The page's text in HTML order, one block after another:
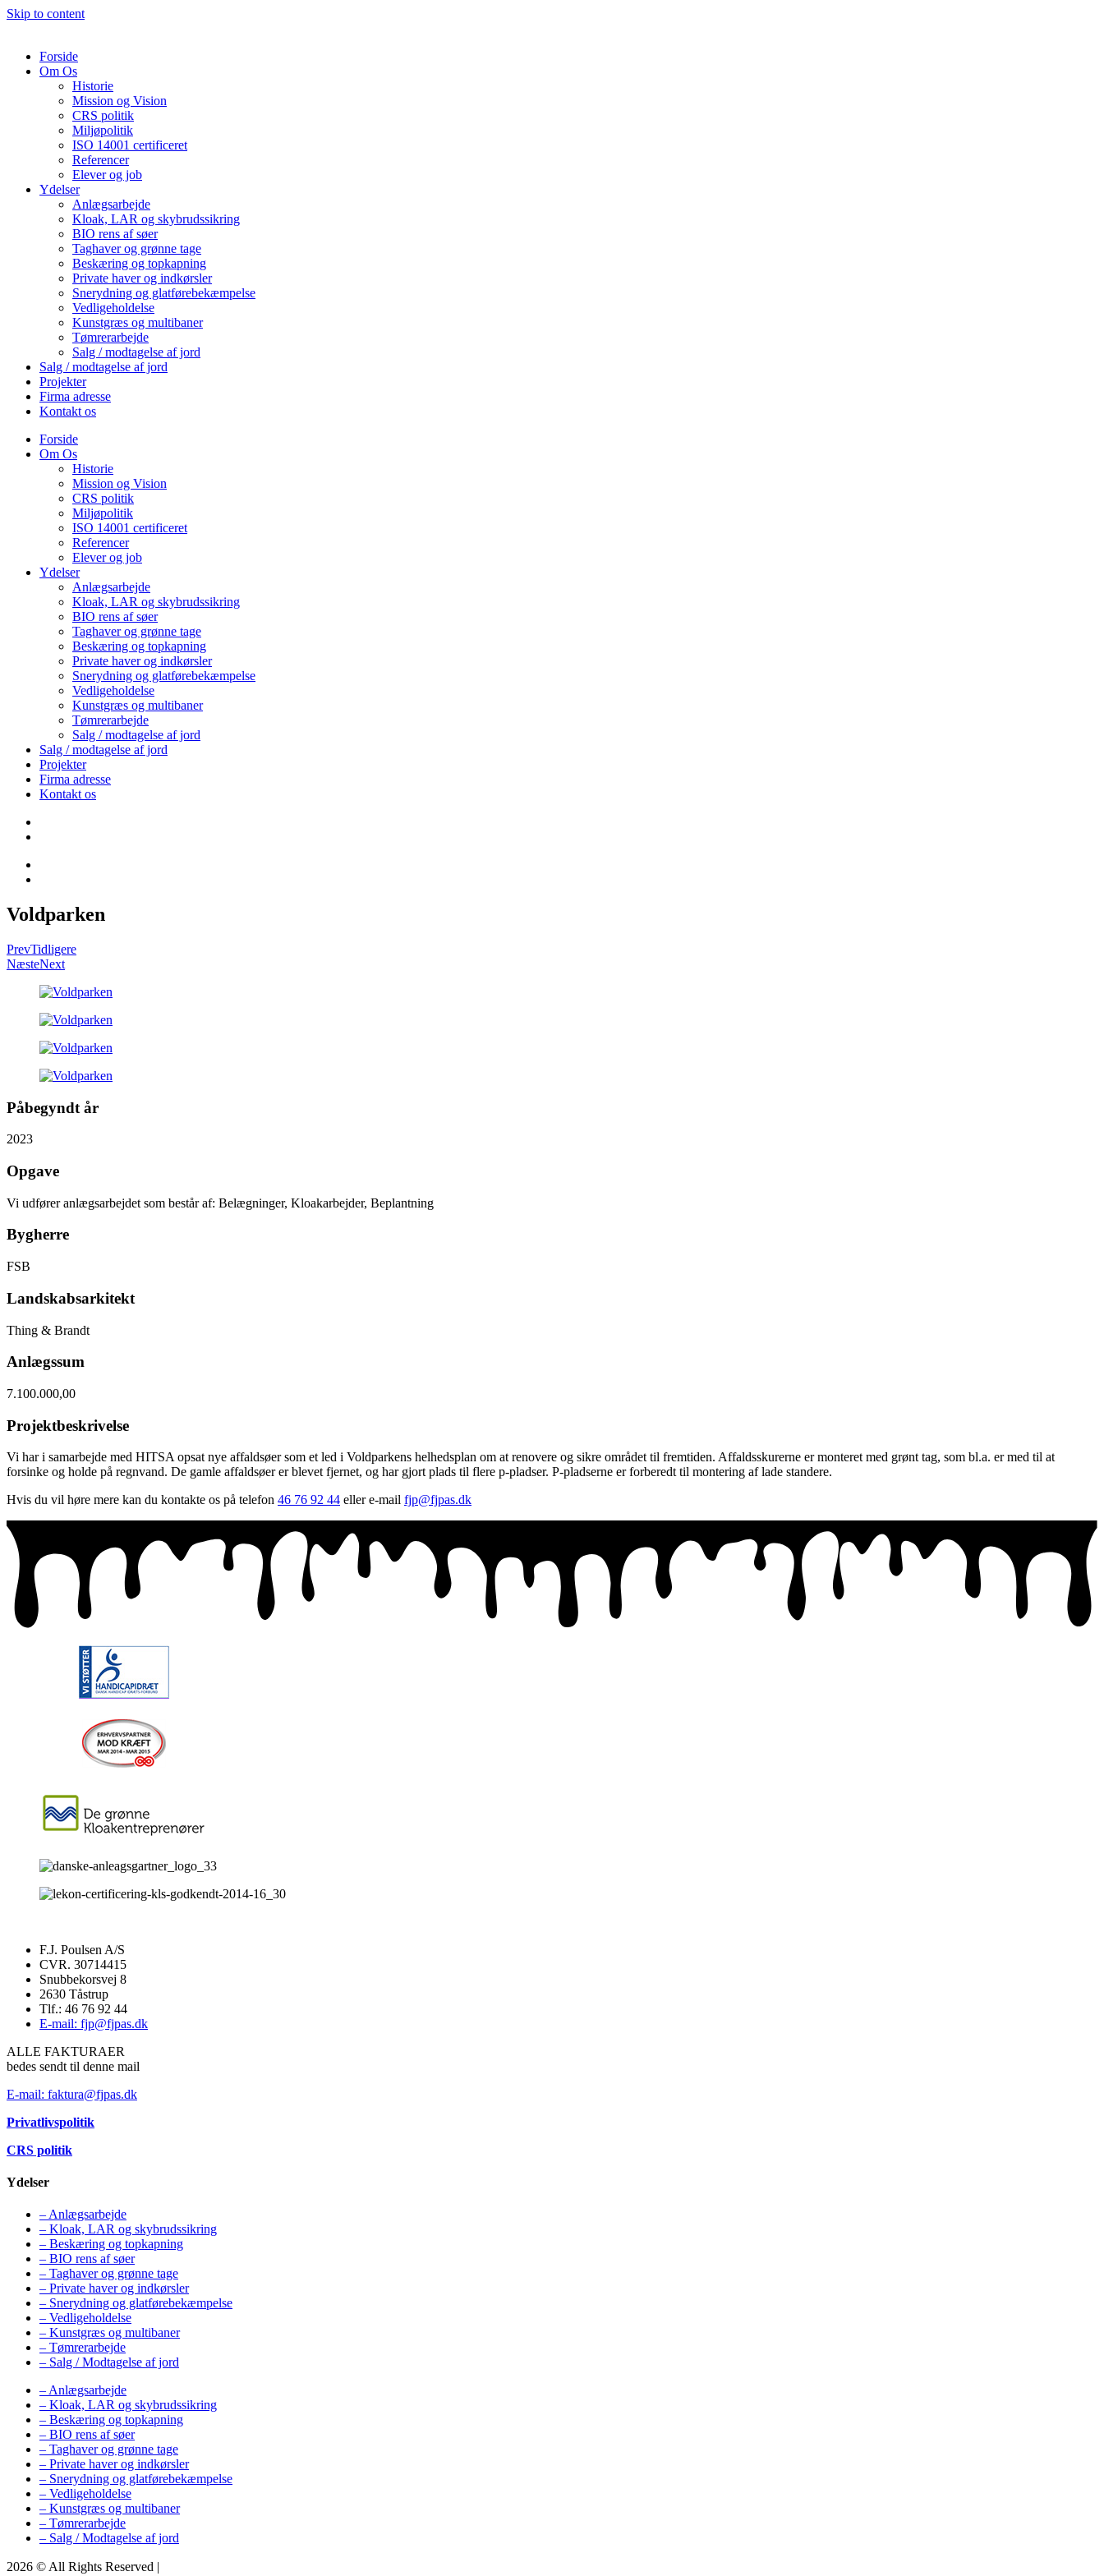
Skip to content
Forside
Om Os
Historie
Mission og Vision
CRS politik
Miljøpolitik
ISO 14001 certificeret
Referencer
Elever og job
Ydelser
Anlægsarbejde
Kloak, LAR og skybrudssikring
BIO rens af søer
Taghaver og grønne tage
Beskæring og topkapning
Private haver og indkørsler
Snerydning og glatførebekæmpelse
Vedligeholdelse
Kunstgræs og multibaner
Tømrerarbejde
Salg / modtagelse af jord
Salg / modtagelse af jord
Projekter
Firma adresse
Kontakt os
Forside
Om Os
Historie
Mission og Vision
CRS politik
Miljøpolitik
ISO 14001 certificeret
Referencer
Elever og job
Ydelser
Anlægsarbejde
Kloak, LAR og skybrudssikring
BIO rens af søer
Taghaver og grønne tage
Beskæring og topkapning
Private haver og indkørsler
Snerydning og glatførebekæmpelse
Vedligeholdelse
Kunstgræs og multibaner
Tømrerarbejde
Salg / modtagelse af jord
Salg / modtagelse af jord
Projekter
Firma adresse
Kontakt os
Voldparken
PrevTidligere
NæsteNext
Påbegyndt år
2023
Opgave
Vi udfører anlægsarbejdet som består af: Belægninger, Kloakarbejder, Beplantning
Bygherre
FSB
Landskabsarkitekt
Thing & Brandt
Anlægssum
7.100.000,00
Projektbeskrivelse
Vi har i samarbejde med HITSA opsat nye affaldsøer som et led i Voldparkens helhedsplan om at renovere og sikre området til fremtiden. Affaldsskurerne er monteret med grønt tag, som bl.a. er med til at
forsinke og holde på regnvand. De gamle affaldsøer er blevet fjernet, og har gjort plads til flere p-pladser. P-pladserne er forberedt til montering af lade standere.
Hvis du vil høre mere kan du kontakte os på telefon 46 76 92 44 eller e-mail fjp@fjpas.dk
F.J. Poulsen A/S
CVR. 30714415
Snubbekorsvej 8
2630 Tåstrup
Tlf.: 46 76 92 44
E-mail: fjp@fjpas.dk
ALLE FAKTURAER
bedes sendt til denne mail
E-mail: faktura@fjpas.dk
Privatlivspolitik
CRS politik
Ydelser
– Anlægsarbejde
– Kloak, LAR og skybrudssikring
– Beskæring og topkapning
– BIO rens af søer
– Taghaver og grønne tage
– Private haver og indkørsler
– Snerydning og glatførebekæmpelse
– Vedligeholdelse
– Kunstgræs og multibaner
– Tømrerarbejde
– Salg / Modtagelse af jord
– Anlægsarbejde
– Kloak, LAR og skybrudssikring
– Beskæring og topkapning
– BIO rens af søer
– Taghaver og grønne tage
– Private haver og indkørsler
– Snerydning og glatførebekæmpelse
– Vedligeholdelse
– Kunstgræs og multibaner
– Tømrerarbejde
– Salg / Modtagelse af jord
2026 © All Rights Reserved |